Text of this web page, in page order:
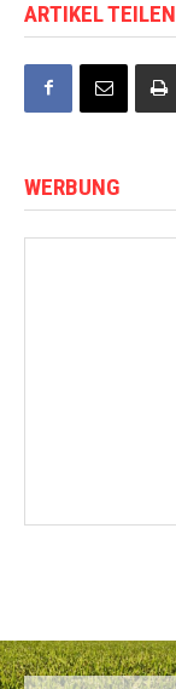
ARTIKEL TEILEN
WERBUNG